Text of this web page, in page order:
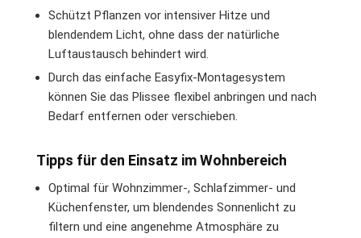
Schützt Pflanzen vor intensiver Hitze und
blendendem Licht, ohne dass der natürliche
Luftaustausch behindert wird.
Durch das einfache Easyfix-Montagesystem
können Sie das Plissee flexibel anbringen und nach
Bedarf entfernen oder verschieben.
Tipps für den Einsatz im Wohnbereich
Optimal für Wohnzimmer-, Schlafzimmer- und
Küchenfenster, um blendendes Sonnenlicht zu
filtern und eine angenehme Atmosphäre zu